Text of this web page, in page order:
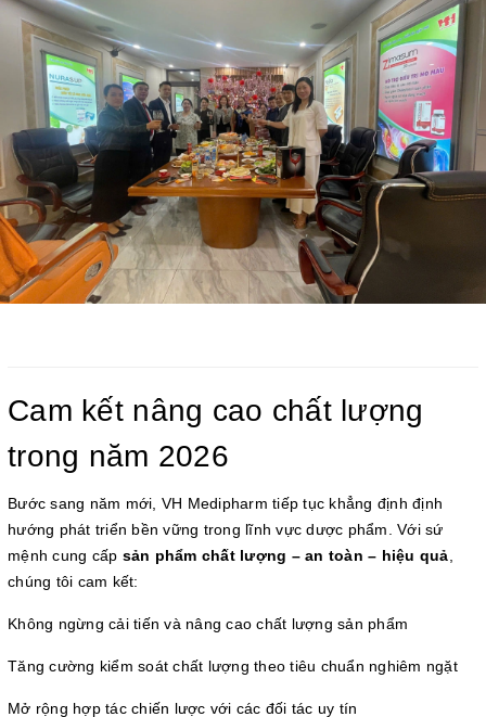
Cam kết nâng cao chất lượng
trong năm 2026
Bước sang năm mới, VH Medipharm tiếp tục khẳng định định
hướng phát triển bền vững trong lĩnh vực dược phẩm. Với sứ
mệnh cung cấp sản phẩm chất lượng – an toàn – hiệu quả,
chúng tôi cam kết:
Không ngừng cải tiến và nâng cao chất lượng sản phẩm
Tăng cường kiểm soát chất lượng theo tiêu chuẩn nghiêm ngặt
Mở rộng hợp tác chiến lược với các đối tác uy tín